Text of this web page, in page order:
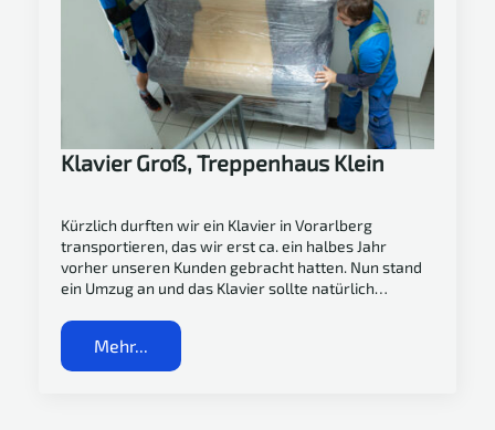
Klavier Groß, Treppenhaus Klein
Kürzlich durften wir ein Klavier in Vorarlberg
transportieren, das wir erst ca. ein halbes Jahr
vorher unseren Kunden gebracht hatten. Nun stand
ein Umzug an und das Klavier sollte natürlich…
Mehr...